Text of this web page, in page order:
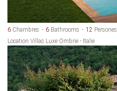
6 Chambres 6 Bathrooms 12 Persones
Location Villas Luxe Ombrie - Italie